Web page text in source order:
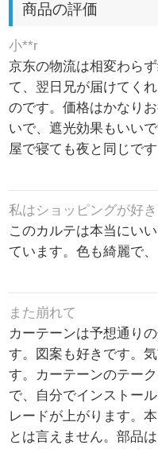
商品の評価
小**r
京东の物流は相変わら
て、翌日兄が届けてく
のです。価格はかなり
いで、遮光効果もいい
屋で寝ても夜と同じで
私はショッピングが好
このカルテは本当にい
ています。色も綺麗で
また崩れて
カーテーンは予想通り
す。図案も好きです。
す。カーテーンのテー
で、自分でインストー
レードが上がります。
とは言えません。部品